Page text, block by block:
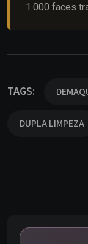
1.000 faces
TAGS:
DUPLA LIMPEZA